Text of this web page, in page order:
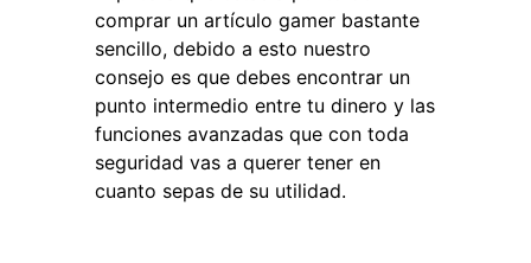
comprar un artículo gamer bastante
sencillo, debido a esto nuestro
consejo es que debes encontrar un
punto intermedio entre tu dinero y las
funciones avanzadas que con toda
seguridad vas a querer tener en
cuanto sepas de su utilidad.